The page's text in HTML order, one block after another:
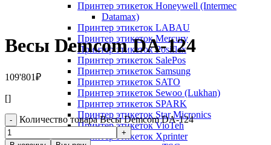
Принтер этикеток Honeywell (Intermec
Datamax)
Принтер этикеток LABAU
Принтер этикеток Mercury
Принтер этикеток Posiflex
Принтер этикеток SalePos
Принтер этикеток Samsung
Принтер этикеток SATO
Принтер этикеток Sewoo (Lukhan)
Принтер этикеток SPARK
Принтер этикеток Star Micronics
Принтер этикеток VioTeh
Принтер этикеток Xprinter
Весы Demcom DA-124
109'801₽
[]
Количество товара Весы Demcom DA-124